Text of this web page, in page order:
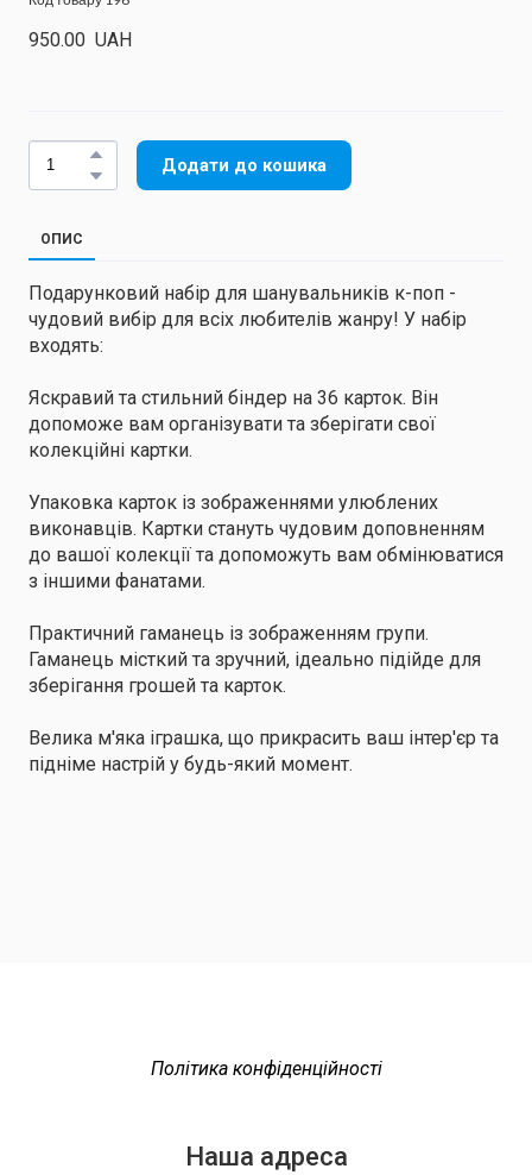
950.00  UAH
Додати до кошика
ОПИС
Подарунковий набір для шанувальників к-поп -
чудовий вибір для всіх любителів жанру! У набір
входять:
Яскравий та стильний біндер на 36 карток. Він
допоможе вам організувати та зберігати свої
колекційні картки.
Упаковка карток із зображеннями улюблених
виконавців. Картки стануть чудовим доповненням
до вашої колекції та допоможуть вам обмінюватися
з іншими фанатами.
Практичний гаманець із зображенням групи.
Гаманець місткий та зручний, ідеально підійде для
зберігання грошей та карток.
Велика м'яка іграшка, що прикрасить ваш інтер'єр та
підніме настрій у будь-який момент.
Політика конфіденційності
Наша адреса